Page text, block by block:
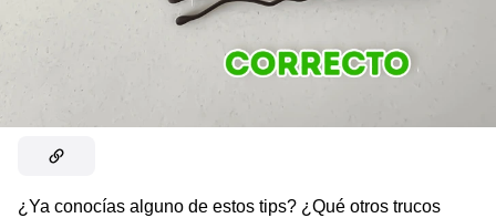
¿Ya conocías alguno de estos tips? ¿Qué otros trucos